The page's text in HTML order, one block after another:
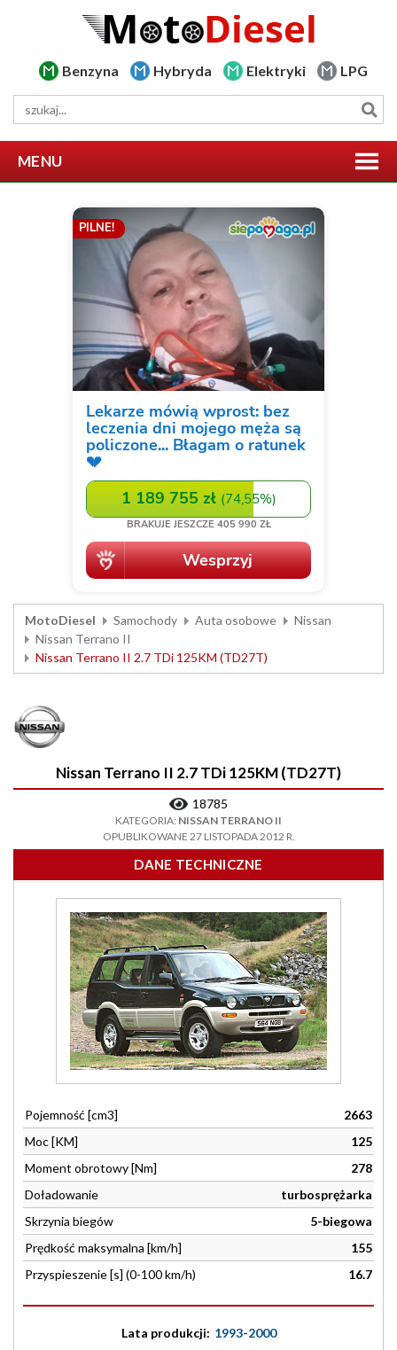
Benzyna Hybryda Elektryki LPG
MENU
MotoDiesel Samochody Auta osobowe
Nissan
Nissan Terrano II
Nissan Terrano II 2.7 TDi 125KM (TD27T)
Nissan Terrano II 2.7 TDi 125KM (TD27T)
18785
KATEGORIA: NISSAN TERRANO II
OPUBLIKOWANE 27 LISTOPADA 2012 R.
DANE TECHNICZNE
Pojemność [cm3]
2663
Moc [KM]
125
Moment obrotowy [Nm]
278
Doładowanie
turbosprężarka
Skrzynia biegów
5-biegowa
Prędkość maksymalna [km/h]
155
Przyspieszenie [s] (0-100 km/h)
16.7
Lata produkcji: 1993-2000